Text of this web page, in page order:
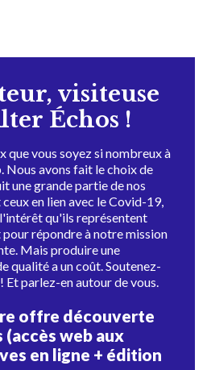
visiteuse
Échos !
que vous soyez si nombreux à
Nous avons fait le choix de
une grande partie de nos
en lien avec le Covid-19,
qu'ils représentent
répondre à notre mission
Mais produire une
qualité a un coût. Soutenez-
Et parlez-en autour de vous.
offre découverte
(accès web aux
en ligne + édition